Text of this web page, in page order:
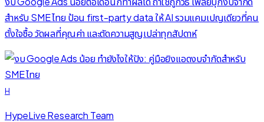
สำหรับ SME ไทย ป้อน first-party data ให้ AI รวมแคมเปญเดียวที่คน
ตั้งใจซื้อ วัดผลที่คุณค่า และตัดความสูญเปล่าทุกสัปดาห์
H
HypeLive Research Team